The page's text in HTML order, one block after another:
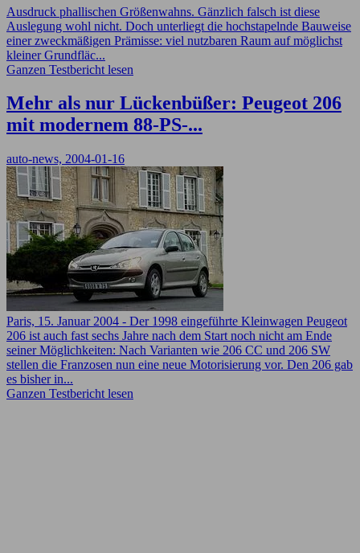
Ausdruck phallischen Größenwahns. Gänzlich falsch ist diese
Auslegung wohl nicht. Doch unterliegt die hochstapelnde Bauweise
einer zweckmäßigen Prämisse: viel nutzbaren Raum auf möglichst
kleiner Grundfläc...
Ganzen Testbericht lesen
Mehr als nur Lückenbüßer: Peugeot 206
mit modernem 88-PS-...
auto-news, 2004-01-16
Paris, 15. Januar 2004 - Der 1998 eingeführte Kleinwagen Peugeot
206 ist auch fast sechs Jahre nach dem Start noch nicht am Ende
seiner Möglichkeiten: Nach Varianten wie 206 CC und 206 SW
stellen die Franzosen nun eine neue Motorisierung vor. Den 206 gab
es bisher in...
Ganzen Testbericht lesen